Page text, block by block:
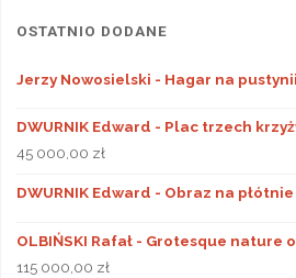
OSTATNIO DODANE
Jerzy Nowosielski - Hagar na
DWURNIK Edward - Plac trzech
45 000,00 zł
DWURNIK Edward - Obraz na
OLBIŃSKI Rafał - Grotesque nature
115 000,00 zł